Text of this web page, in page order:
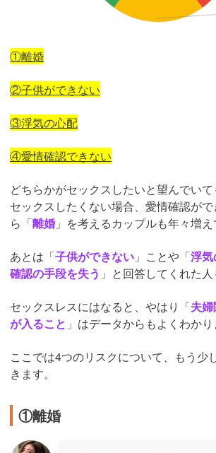
①離婚
②子供ができない
③浮気の心配
④愛情確認できない
どちらかがセックスしたいと望んでい
セックスしたくない場合、愛情確認が
ら「離婚 」を考えるカップルも年々増え
あとは「子供ができない 」ことや「浮
確認の手段を失う 」と回答してくれた人
セックスレスにはなると、やはり「夫
が入ること 」はデータからもよくわかり
ここでは4つのリスクについて、もう少
きます。
①離婚